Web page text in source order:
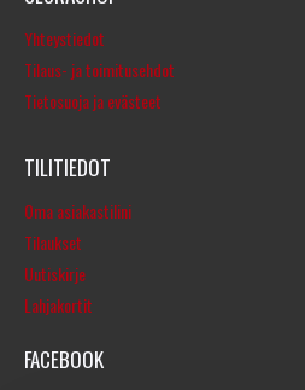
Yhteystiedot
Tilaus- ja toimitusehdot
Tietosuoja ja evästeet
TILITIEDOT
Oma asiakastilini
Tilaukset
Uutiskirje
Lahjakortit
FACEBOOK